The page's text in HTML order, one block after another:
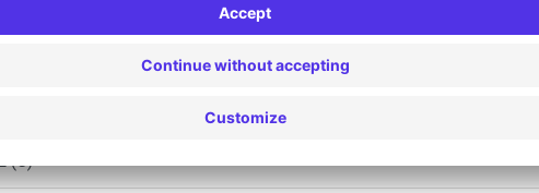
DI MAIDA - LA GRANDE-MOTTE (C)
(C)